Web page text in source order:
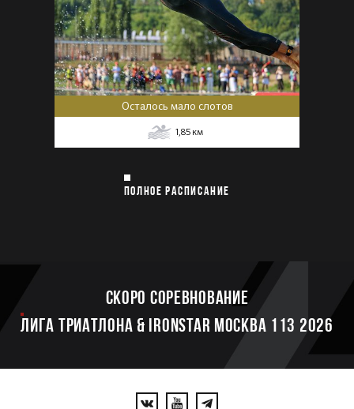
Осталось мало слотов
1,85 км
ПОЛНОЕ РАСПИСАНИЕ
Скоро соревнование
ЛИГА ТРИАТЛОНА & IRONSTAR МОСКВА 113 2026